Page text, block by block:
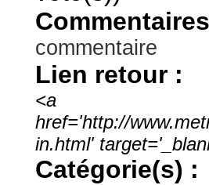
commentaire
Lien retour :
<a
href='http://
in.html'
Catégorie(s) :